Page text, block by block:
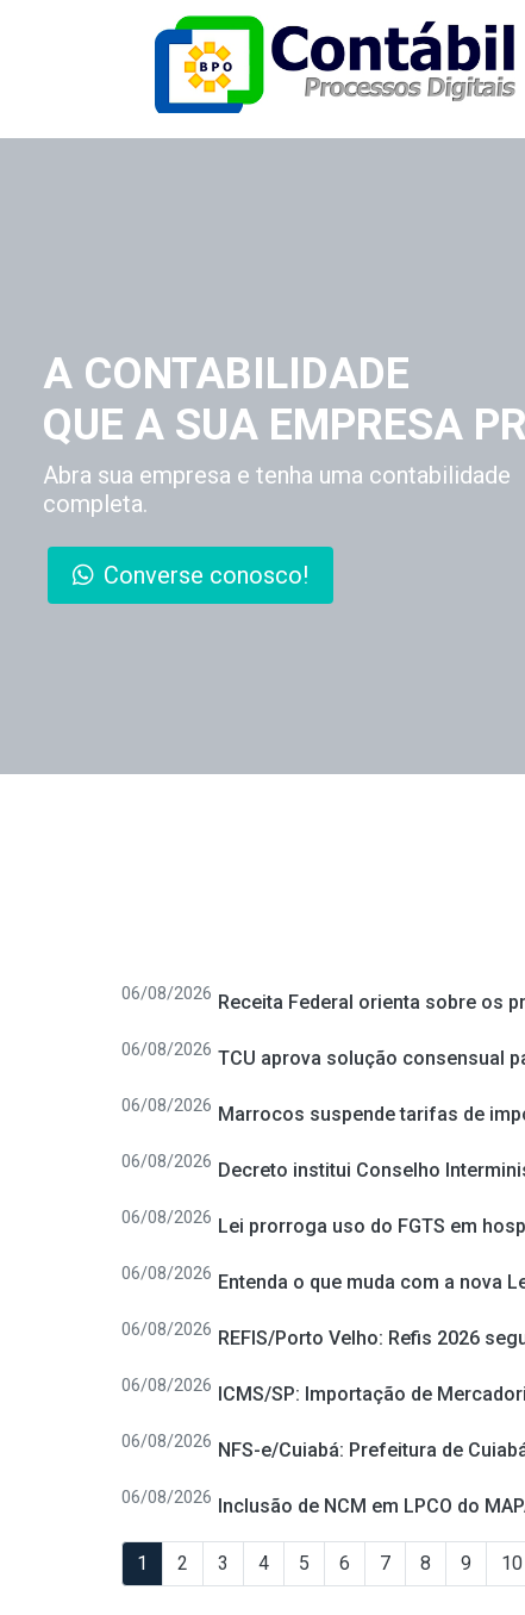
A CONTABILIDADE
QUE A SUA EMPRESA
Abra sua empresa e tenha uma contabilidade
completa.
Converse conosco!
06/08/2026 Receita Federal orienta sobre os
06/08/2026 TCU aprova solução consensual
06/08/2026 Marrocos suspende tarifas de
06/08/2026 Decreto institui Conselho
06/08/2026 Lei prorroga uso do FGTS em
06/08/2026 Entenda o que muda com a nova
06/08/2026 REFIS/Porto Velho: Refis 2026
06/08/2026 ICMS/SP: Importação de
06/08/2026 NFS-e/Cuiabá: Prefeitura de
06/08/2026 Inclusão de NCM em LPCO do
1 2 3 4 5 6 7 8 9 10